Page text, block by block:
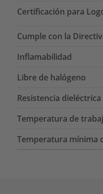
Certificación para
Cumple con la
Inflamabilidad
Libre de halógeno
Resistencia dieléctrica
Temperatura de
Temperatura mínima